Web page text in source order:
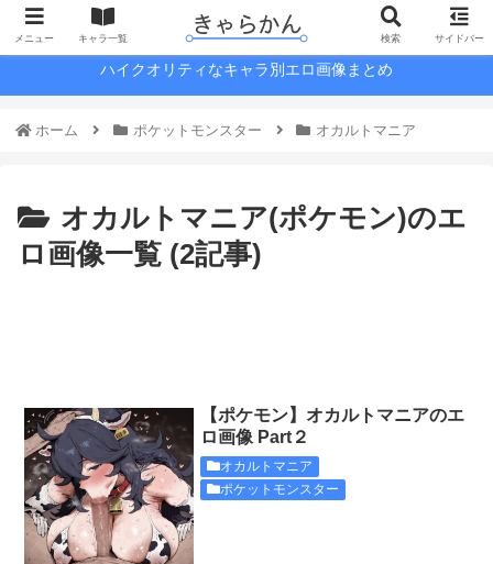
ハイクオリティなキャラ別エロ画像まとめ
ホーム ポケットモンスター オカルトマニア
オカルトマニア(ポケモン)のエ
ロ画像一覧 (2記事)
【ポケモン】オカルトマニアのエ
ロ画像 Part２
オカルトマニア
ポケットモンスター
メニュー キャラ一覧 検索 サイドバー